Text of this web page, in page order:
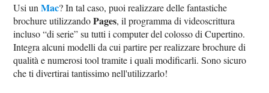
Usi unMac? In tal caso, puoi realizzare delle fantastiche
brochure utilizzandoPages, il programma di videoscrittura
incluso “di serie” su tutti i computer del colosso di Cupertino.
Integra alcuni modelli da cui partire per realizzare brochure di
qualità e numerosi tool tramite i quali modificarli. Sono sicuro
che ti divertirai tantissimo nell'utilizzarlo!